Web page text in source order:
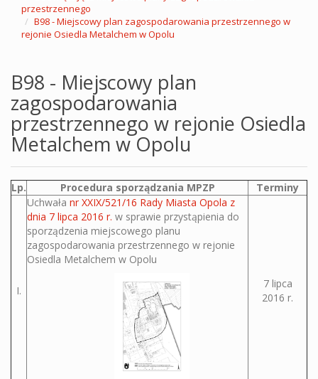
przestrzennego
B98 - Miejscowy plan zagospodarowania przestrzennego w
rejonie Osiedla Metalchem w Opolu
B98 - Miejscowy plan
zagospodarowania
przestrzennego w rejonie Osiedla
Metalchem w Opolu
Lp. Procedura sporządzania MPZP Terminy
I.
Uchwała nr XXIX/521/16 Rady Miasta Opola z
dnia 7 lipca 2016 r. w sprawie przystąpienia do
sporządzenia miejscowego planu
zagospodarowania przestrzennego w rejonie
Osiedla Metalchem w Opolu
7 lipca
2016 r.